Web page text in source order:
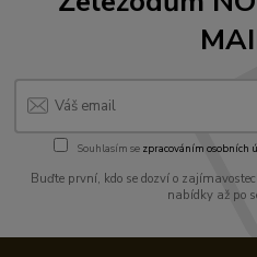
Souhlasím se zpracováním osobních
Buďte první, kdo se dozví o
nabídky až po